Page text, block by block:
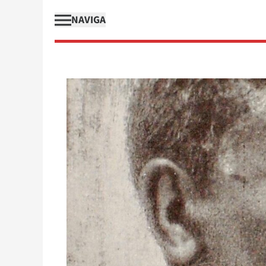
NAVIGA